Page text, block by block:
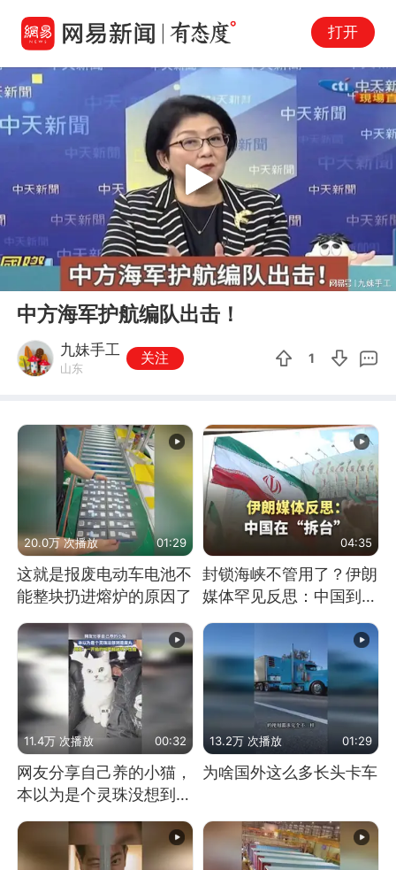
打开
03:24
Play
中方海军护航编队出击！
九妹手工
山东
关注 1
20.0万 次播放 01:29
这就是报废电动车电池不
能整块扔进熔炉的原因了
04:35
封锁海峡不管用了？伊朗
媒体罕见反思：中国到底
是不是在"拆台"
11.4万 次播放 00:32
网友分享自己养的小猫，
本以为是个灵珠没想到是
13.2万 次播放 01:29
为啥国外这么多长头卡车